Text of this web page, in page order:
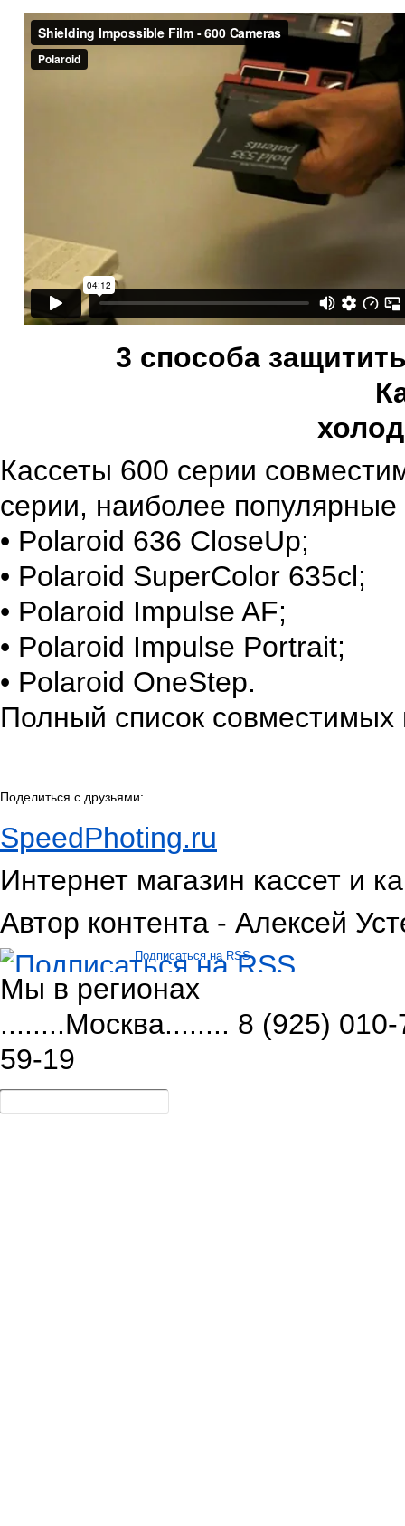
3 способа
Кассеты 600 серии
серии, наиболее популярные
• Polaroid 636 CloseUp;
• Polaroid SuperColor 635cl;
• Polaroid Impulse AF;
• Polaroid Impulse Portrait;
• Polaroid OneStep.
Полный список
Поделиться с друзьями:
SpeedPhoting.ru
Интернет магазин кассет и
Автор контента - Алексей
Подписаться на RSS
Мы в регионах
........Москва........ 8 (925)
59-19